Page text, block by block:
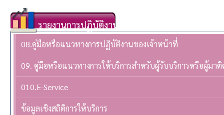
รายงานการปฏิบัติงาน
08.คู่มือหรือแนวทางการปฏิบัติงานของเจ้าหน้าที่
09. คู่มือหรือแนวทางการให้บริการสำหรับผู้รับบริการหรือผู้มา
010.E-Service
ข้อมูลเชิงสถิติการให้บริการ